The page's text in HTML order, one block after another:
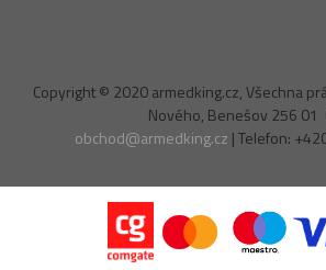
Copyright © 2020 armedking.cz, Všechna
Nového, Benešov 256 01
obchod@armedking.cz | Telefon: